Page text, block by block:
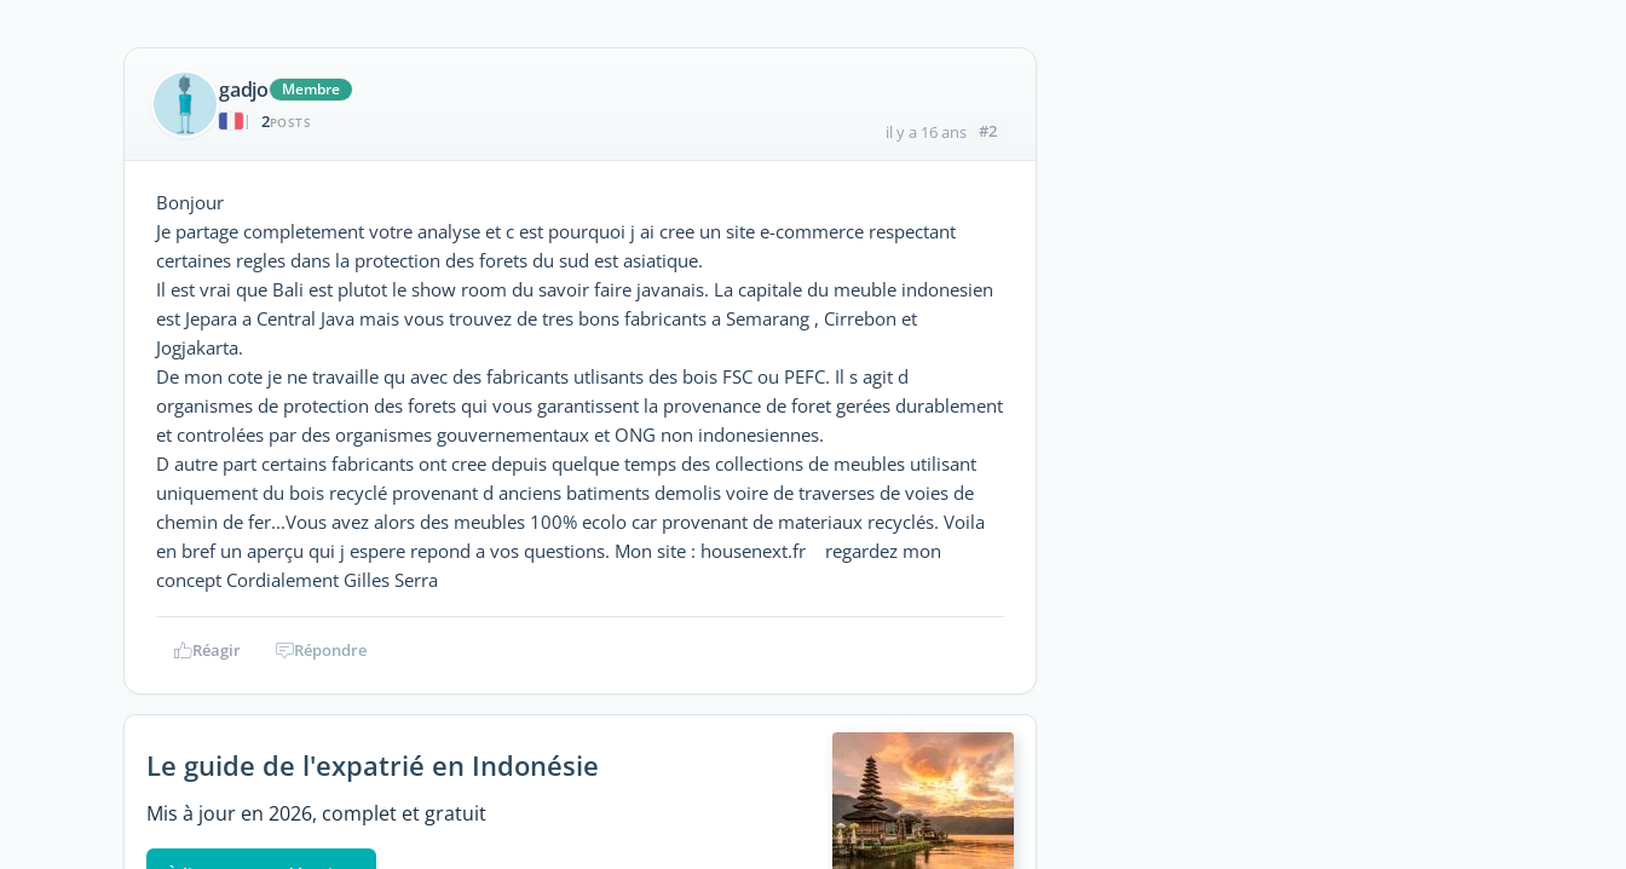
gadjo
Membre
|
2POSTS il y a 16 ans #2
Bonjour
Je partage completement votre analyse et c est pourquoi j ai cree un site e-commerce respectant
certaines regles dans la protection des forets du sud est asiatique.
Il est vrai que Bali est plutot le show room du savoir faire javanais. La capitale du meuble indonesien
est Jepara a Central Java mais vous trouvez de tres bons fabricants a Semarang , Cirrebon et
Jogjakarta.
De mon cote je ne travaille qu avec des fabricants utlisants des bois FSC ou PEFC. Il s agit d
organismes de protection des forets qui vous garantissent la provenance de foret gerées durablement
et controlées par des organismes gouvernementaux et ONG non indonesiennes.
D autre part certains fabricants ont cree depuis quelque temps des collections de meubles utilisant
uniquement du bois recyclé provenant d anciens batiments demolis voire de traverses de voies de
chemin de fer...Vous avez alors des meubles 100% ecolo car provenant de materiaux recyclés. Voila
en bref un aperçu qui j espere repond a vos questions. Mon site : housenext.fr regardez mon
concept Cordialement Gilles Serra
Réagir Répondre
Le guide de l'expatrié en Indonésie
Mis à jour en 2026, complet et gratuit